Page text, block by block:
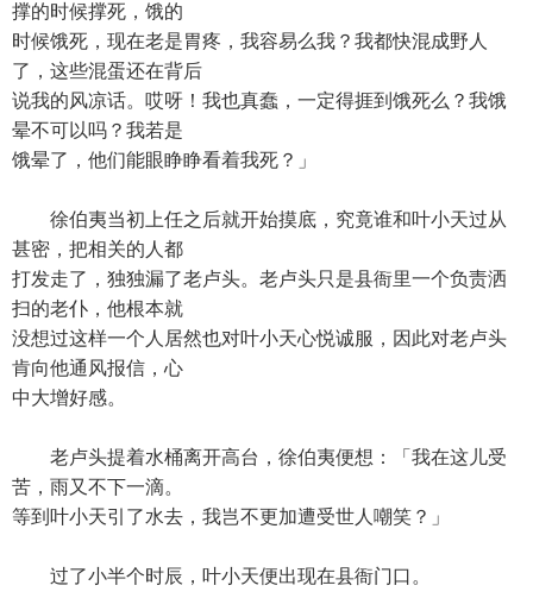
撑的时候撑死，饿的
时候饿死，现在老是胃疼，我容易么我？我都快混成野人
了，这些混蛋还在背后
说我的风凉话。哎呀！我也真蠢，一定得捱到饿死么？我饿
晕不可以吗？我若是
饿晕了，他们能眼睁睁看着我死？」
徐伯夷当初上任之后就开始摸底，究竟谁和叶小天过从
甚密，把相关的人都
打发走了，独独漏了老卢头。老卢头只是县衙里一个负责洒
扫的老仆，他根本就
没想过这样一个人居然也对叶小天心悦诚服，因此对老卢头
肯向他通风报信，心
中大增好感。
老卢头提着水桶离开高台，徐伯夷便想：「我在这儿受
苦，雨又不下一滴。
等到叶小天引了水去，我岂不更加遭受世人嘲笑？」
过了小半个时辰，叶小天便出现在县衙门口。